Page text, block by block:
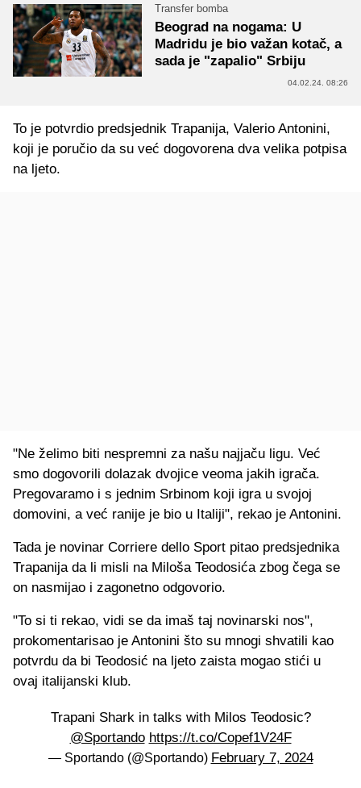
Transfer bomba
Beograd na nogama: U
Madridu je bio važan kotač, a
sada je "zapalio" Srbiju
04.02.24. 08:26
To je potvrdio predsjednik Trapanija, Valerio Antonini,
koji je poručio da su već dogovorena dva velika potpisa
na ljeto.
"Ne želimo biti nespremni za našu najjaču ligu. Već
smo dogovorili dolazak dvojice veoma jakih igrača.
Pregovaramo i s jednim Srbinom koji igra u svojoj
domovini, a već ranije je bio u Italiji", rekao je Antonini.
Tada je novinar Corriere dello Sport pitao predsjednika
Trapanija da li misli na Miloša Teodosića zbog čega se
on nasmijao i zagonetno odgovorio.
"To si ti rekao, vidi se da imaš taj novinarski nos",
prokomentarisao je Antonini što su mnogi shvatili kao
potvrdu da bi Teodosić na ljeto zaista mogao stići u
ovaj italijanski klub.
Trapani Shark in talks with Milos Teodosic?
@Sportando https://t.co/Copef1V24F
— Sportando (@Sportando) February 7, 2024